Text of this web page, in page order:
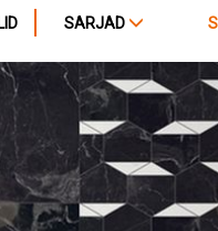
SARJAD